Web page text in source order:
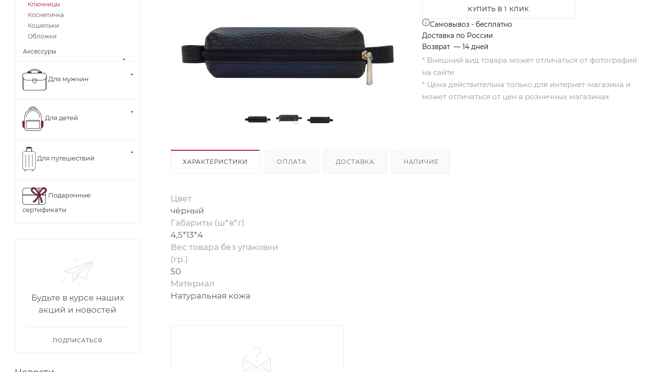
КУПИТЬ В 1 КЛИК
Самовывоз - бесплатно
Доставка по России
Возврат — 14 дней
* Внешний вид товара может отличаться от фотографий
на сайте
* Цена действительна только для интернет-магазина и
может отличаться от цен в розничных магазинах
ХАРАКТЕРИСТИКИ ОПЛАТА ДОСТАВКА НАЛИЧИЕ
Цвет
чёрный
Габариты (ш*в*г)
4,5*13*4
Вес товара без упаковки
(гр.)
50
Материал
Натуральная кожа
Ключницы
Косметичка
Кошельки
Обложки
Аксессуры
Для мужчин
Для детей
Для путешествий
Подарочные
сертификаты
Будьте в курсе наших
акций и новостей
ПОДПИСАТЬСЯ